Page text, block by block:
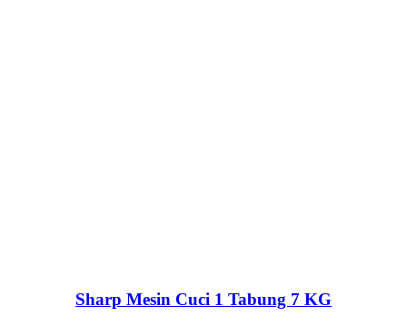
Sharp Mesin Cuci 1 Tabung 7 KG